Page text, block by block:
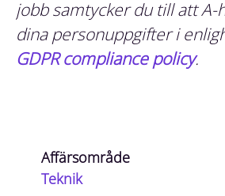
jobb samtycker du till att A-
dina personuppgifter i
GDPR compliance policy.
Affärsområde
Teknik